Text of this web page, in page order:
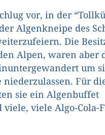
vor, in der
Algenkneipe des
Die
Alpen, waren aber
um
niederzulassen. Für
sie ein Algenbuffet
viele Algo-Cola-